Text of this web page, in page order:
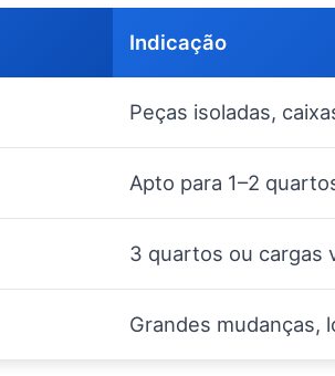
Indicação
Peças isoladas,
Apto para 1–2
3 quartos ou cargas
Grandes mudanças,